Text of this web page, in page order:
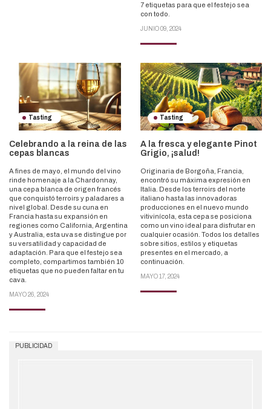
7 etiquetas para que el festejo sea
con todo.
JUNIO 09, 2024
Tasting
Celebrando a la reina de las
cepas blancas
A fines de mayo, el mundo del vino
rinde homenaje a la Chardonnay,
una cepa blanca de origen francés
que conquistó terroirs y paladares a
nivel global. Desde su cuna en
Francia hasta su expansión en
regiones como California, Argentina
y Australia, esta uva se distingue por
su versatilidad y capacidad de
adaptación. Para que el festejo sea
completo, compartimos también 10
etiquetas que no pueden faltar en tu
cava.
MAYO 26, 2024
Tasting
A la fresca y elegante Pinot
Grigio, ¡salud!
Originaria de Borgoña, Francia,
encontró su máxima expresión en
Italia. Desde los terroirs del norte
italiano hasta las innovadoras
producciones en el nuevo mundo
vitivinícola, esta cepa se posiciona
como un vino ideal para disfrutar en
cualquier ocasión. Todos los detalles
sobre sitios, estilos y etiquetas
presentes en el mercado, a
continuación.
MAYO 17, 2024
PUBLICIDAD